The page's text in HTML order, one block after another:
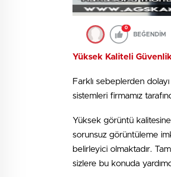
0
BEĞENDİM
Yüksek Kaliteli
Farklı sebeplerden
sistemleri firmamız
Yüksek görüntü
sorunsuz görüntüleme
belirleyici olmaktadır.
sizlere bu konuda